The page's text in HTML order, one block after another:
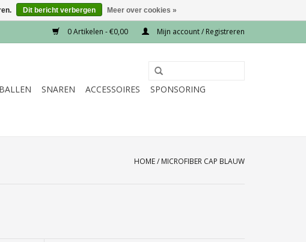
0 Artikelen - €0,00 Mijn account / Registreren
BALLEN SNAREN ACCESSOIRES
SPONSORING
HOME/ MICROFIBER CAP BLAUW
Dit bericht verbergen Meer over cookies »